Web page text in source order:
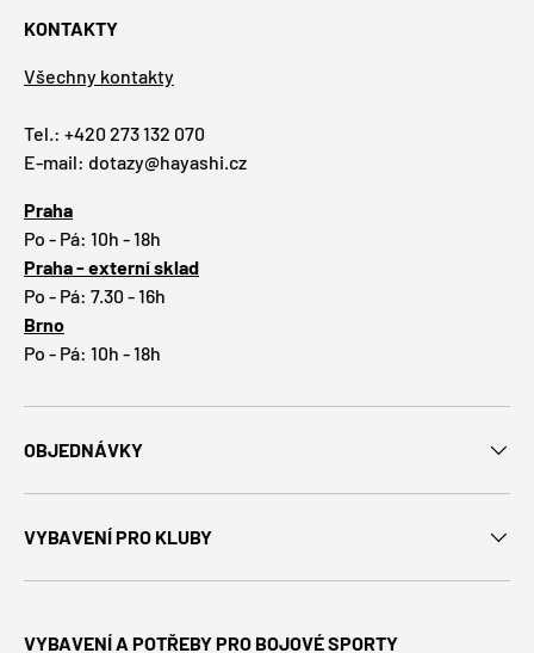
KONTAKTY
Všechny kontakty
Tel.: +420 273 132 070
E-mail: dotazy@hayashi.cz
Praha
Po - Pá: 10h - 18h
Praha - externí sklad
Po - Pá: 7.30 - 16h
Brno
Po - Pá: 10h - 18h
OBJEDNÁVKY
VYBAVENÍ PRO KLUBY
VYBAVENÍ A POTŘEBY PRO BOJOVÉ SPORTY